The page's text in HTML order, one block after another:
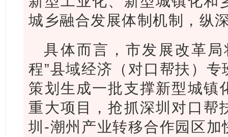
城乡融合发展体制机制，纵
具体而言，市发展改革
程”县域经济（对口帮扶）
策划生成一批支撑新型城镇
重大项目，抢抓深圳对口帮
圳-潮州产业转移合作园区